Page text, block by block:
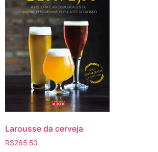
Larousse da cerveja
R$265.50